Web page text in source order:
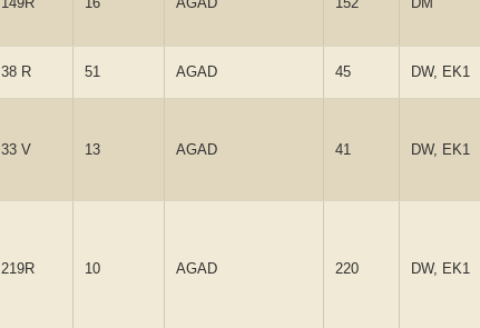
38 R 51 AGAD 45 DW, EK1
33 V 13 AGAD 41 DW, EK1
219R 10 AGAD 220 DW, EK1